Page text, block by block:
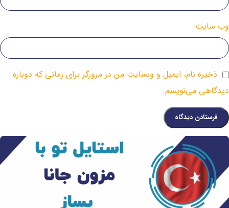
وب‌ سایت
ذخیره نام، ایمیل و وبسایت من در مرورگر برای زمانی که دوباره
دیدگاهی می‌نویسم.